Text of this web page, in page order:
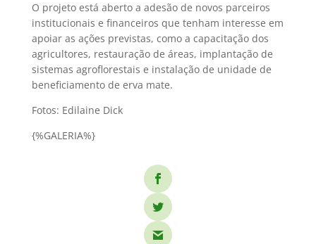
O projeto está aberto a adesão de novos parceiros
institucionais e financeiros que tenham interesse em
apoiar as ações previstas, como a capacitação dos
agricultores, restauração de áreas, implantação de
sistemas agroflorestais e instalação de unidade de
beneficiamento de erva mate.
Fotos: Edilaine Dick
{%GALERIA%}